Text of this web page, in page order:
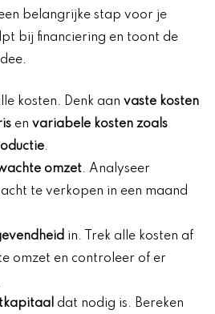
belangrijke stap voor je
bij financiering en toont de
kosten. Denk aan vaste kosten
en variabele kosten zoals
.
omzet. Analyseer
te verkopen in een maand
in. Trek alle kosten af
omzet en controleer of er
dat nodig is. Bereken